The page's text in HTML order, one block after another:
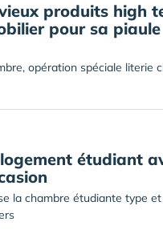
produits high
pour sa piaule
opération spéciale literie
étudiant
la chambre étudiante type